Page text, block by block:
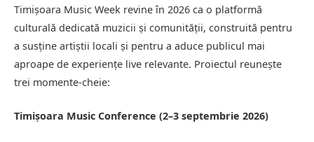
Timișoara Music Week revine în 2026 ca o platformă
culturală dedicată muzicii și comunității, construită pentru
a susține artiștii locali și pentru a aduce publicul mai
aproape de experiențe live relevante. Proiectul reunește
trei momente-cheie:
Timișoara Music Conference (2–3 septembrie 2026)